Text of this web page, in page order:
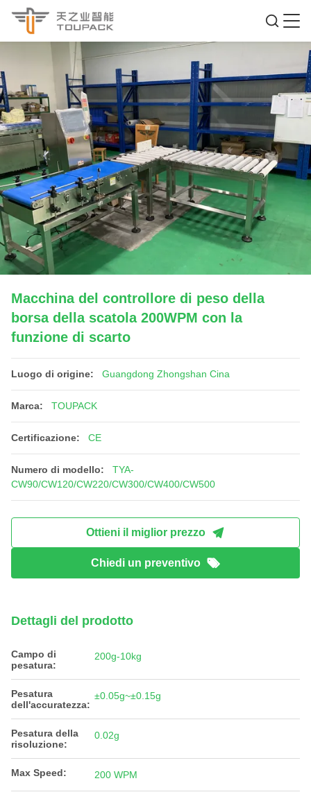
Macchina del controllore di peso della
borsa della scatola 200WPM con la
funzione di scarto
Luogo di origine: Guangdong Zhongshan Cina
Marca: TOUPACK
Certificazione: CE
Numero di modello:
TYA-
CW90/CW120/CW220/CW300/CW400/CW500
Ottieni il miglior prezzo
Chiedi un preventivo
Dettagli del prodotto
Campo di
pesatura:
200g-10kg
Pesatura
dell'accuratezza:
±0.05g~±0.15g
Pesatura della
risoluzione:
0.02g
Max Speed: 200 WPM